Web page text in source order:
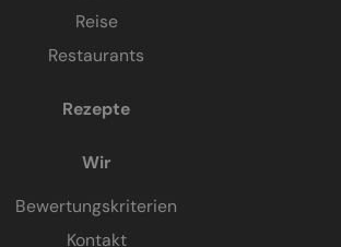
Reise
Restaurants
Rezepte
Wir
Bewertungskriterien
Kontakt